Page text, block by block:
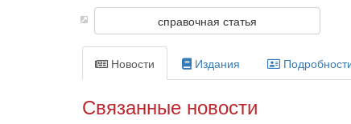
справочная статья
Новости Издания
Связанные новости